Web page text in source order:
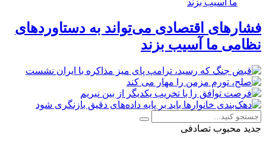
فشارهای اقتصادی می‌تواند به دستاوردهای
نظامی ما آسیب بزند
جدید محبوب تصادفی